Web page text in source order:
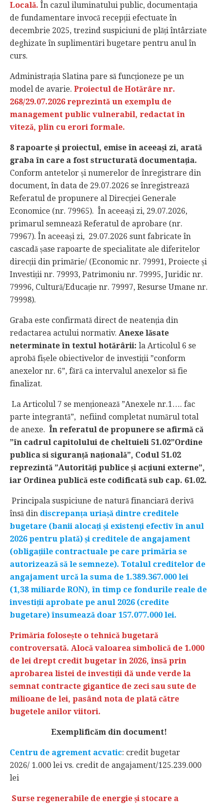
Locală. În cazul iluminatului public, documentația
de fundamentare invocă recepții efectuate în
decembrie 2025, trezind suspiciuni de plăți întârziate
deghizate în suplimentări bugetare pentru anul în
curs.
Administrația Slatina pare să funcționeze pe un
model de avarie. Proiectul de Hotărâre nr.
268/29.07.2026 reprezintă un exemplu de
management public vulnerabil, redactat în
viteză, plin cu erori formale.
8 rapoarte și proiectul, emise în aceeași zi, arată
graba în care a fost structurată documentația.
Conform antetelor și numerelor de înregistrare din
document, în data de 29.07.2026 se înregistrează
Referatul de propunere al Direcției Generale
Economice (nr. 79965). În aceeași zi, 29.07.2026,
primarul semnează Referatul de aprobare (nr.
79967). În aceeași zi, 29.07.2026 sunt fabricate în
cascadă șase rapoarte de specialitate ale diferitelor
direcții din primărie/ (Economic nr. 79991, Proiecte și
Investiții nr. 79993, Patrimoniu nr. 79995, Juridic nr.
79996, Cultură/Educație nr. 79997, Resurse Umane nr.
79998).
Graba este confirmată direct de neatenția din
redactarea actului normativ. Anexe lăsate
neterminate în textul hotărârii: la Articolul 6 se
aprobă fișele obiectivelor de investiții ”conform
anexelor nr. 6”, fără ca intervalul anexelor să fie
finalizat.
La Articolul 7 se menționează ”Anexele nr.1…. fac
parte integrantă”, nefiind completat numărul total
de anexe. În referatul de propunere se afirmă că
”în cadrul capitolului de cheltuieli 51.02”Ordine
publica si siguranță națională”, Codul 51.02
reprezintă ”Autorități publice și acțiuni externe”,
iar Ordinea publică este codificată sub cap. 61.02.
Principala suspiciune de natură financiară derivă
însă din discrepanța uriașă dintre creditele
bugetare (banii alocați și existenți efectiv în anul
2026 pentru plată) și creditele de angajament
(obligațiile contractuale pe care primăria se
autorizează să le semneze). Totalul creditelor de
angajament urcă la suma de 1.389.367.000 lei
(1,38 miliarde RON), în timp ce fondurile reale de
investiții aprobate pe anul 2026 (credite
bugetare) însumează doar 157.077.000 lei.
Primăria folosește o tehnică bugetară
controversată. Alocă valoarea simbolică de 1.000
de lei drept credit bugetar în 2026, însă prin
aprobarea listei de investiții dă unde verde la
semnat contracte gigantice de zeci sau sute de
milioane de lei, pasând nota de plată către
bugetele anilor viitori.
Exemplificăm din document!
Centru de agrement acvatic: credit bugetar
2026/ 1.000 lei vs. credit de angajament/125.239.000
lei
Surse regenerabile de energie și stocare a